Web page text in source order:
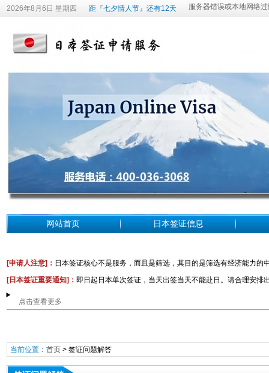
2026年8月6日 星期四 距『七夕情人节』还有12天
网站首页 日本签证信息
[申请人注意]： 日本签证核心不是服务，而且是筛选，其目的是筛选有经济能力
[日本签证重要通知]： 即日起日本单次签证，当天出签当天不能赴日。​请合理安排
点击查看更多
当前位置： 首页> 签证问题解答